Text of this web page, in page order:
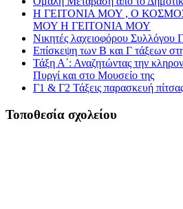
Η ΓΕΙΤΟΝΙΑ ΜΟΥ , Ο
ΜΟΥ Η ΓΕΙΤΟΝΙΑ ΜΟΥ
Νικητές λαχειοφόρου Συλλόγου
Επίσκεψη των Β και Γ τάξεων
Τάξη Α΄: Αναζητώντας την
Πυργί και στο Μουσείο της
Γ1 & Γ2 Τάξεις παρασκευή
Τοποθεσία σχολείου